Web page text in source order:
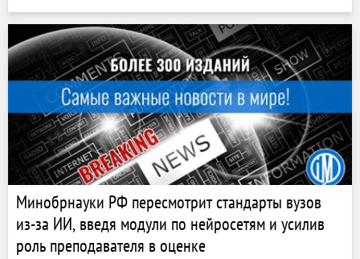
Минобрнауки РФ пересмотрит стандарты вузов
из-за ИИ, введя модули по нейросетям и усилив
роль преподавателя в оценке